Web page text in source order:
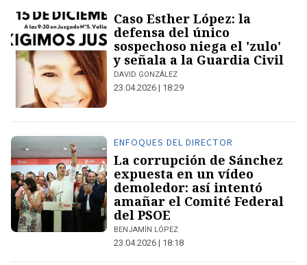
Caso Esther López: la
defensa del único
sospechoso niega el 'zulo'
y señala a la Guardia Civil
DAVID GONZÁLEZ
23.04.2026 | 18:29
ENFOQUES DEL DIRECTOR
La corrupción de Sánchez
expuesta en un vídeo
demoledor: así intentó
amañar el Comité Federal
del PSOE
BENJAMÍN LÓPEZ
23.04.2026 | 18:18